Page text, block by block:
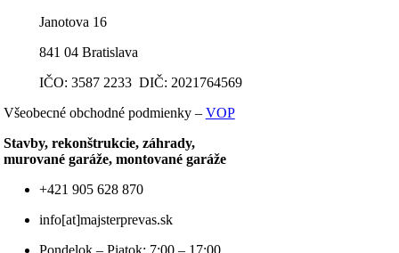
Janotova 16
841 04 Bratislava
IČO: 3587 2233 DIČ: 2021764569
Všeobecné obchodné podmienky – VOP
Stavby, rekonštrukcie, záhrady,
murované garáže, montované garáže
+421 905 628 870
info[at]majsterprevas.sk
Pondelok – Piatok: 7:00 – 17:00